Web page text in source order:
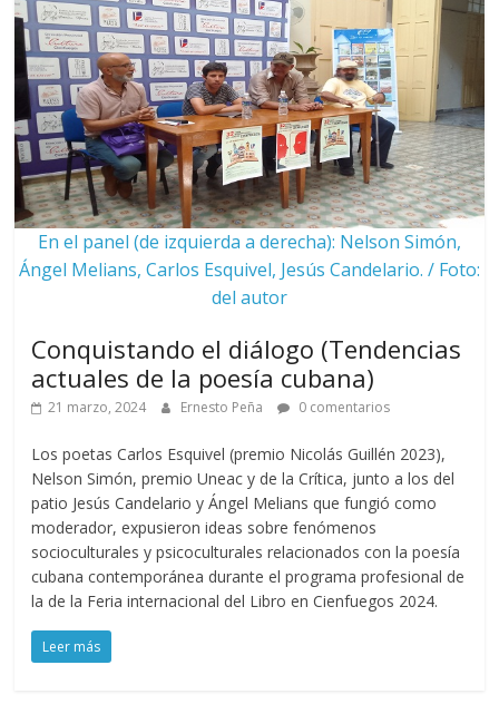
En el panel (de izquierda a derecha): Nelson Simón,
Ángel Melians, Carlos Esquivel, Jesús Candelario. / Foto:
del autor
Conquistando el diálogo (Tendencias
actuales de la poesía cubana)
21 marzo, 2024 Ernesto Peña 0 comentarios
Los poetas Carlos Esquivel (premio Nicolás Guillén 2023),
Nelson Simón, premio Uneac y de la Crítica, junto a los del
patio Jesús Candelario y Ángel Melians que fungió como
moderador, expusieron ideas sobre fenómenos
socioculturales y psicoculturales relacionados con la poesía
cubana contemporánea durante el programa profesional de
la de la Feria internacional del Libro en Cienfuegos 2024.
Leer más